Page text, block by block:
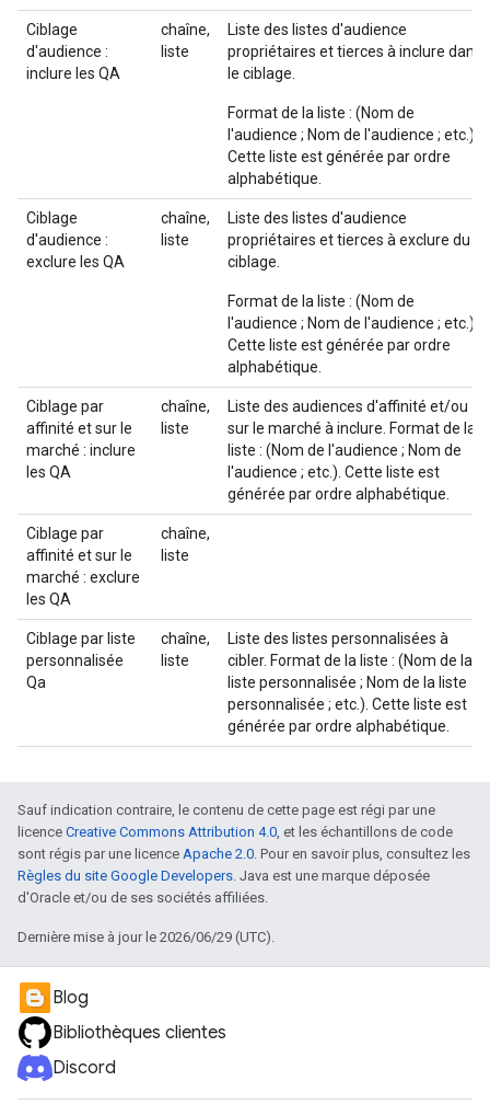
Ciblage
d'audience :
inclure les QA
chaîne,
liste
Liste des listes d'audience
propriétaires et tierces à inclure dans
le ciblage.
Format de la liste : (Nom de
l'audience ; Nom de l'audience ; etc.).
Cette liste est générée par ordre
alphabétique.
Ciblage
d'audience :
exclure les QA
chaîne,
liste
Liste des listes d'audience
propriétaires et tierces à exclure du
ciblage.
Format de la liste : (Nom de
l'audience ; Nom de l'audience ; etc.).
Cette liste est générée par ordre
alphabétique.
Ciblage par
affinité et sur le
marché : inclure
les QA
chaîne,
liste
Liste des audiences d'affinité et/ou
sur le marché à inclure. Format de la
liste : (Nom de l'audience ; Nom de
l'audience ; etc.). Cette liste est
générée par ordre alphabétique.
Ciblage par
affinité et sur le
marché : exclure
les QA
chaîne,
liste
Ciblage par liste
personnalisée
Qa
chaîne,
liste
Liste des listes personnalisées à
cibler. Format de la liste : (Nom de la
liste personnalisée ; Nom de la liste
personnalisée ; etc.). Cette liste est
générée par ordre alphabétique.
Sauf indication contraire, le contenu de cette page est régi par une
licence Creative Commons Attribution 4.0, et les échantillons de code
sont régis par une licence Apache 2.0. Pour en savoir plus, consultez les
Règles du site Google Developers. Java est une marque déposée
d'Oracle et/ou de ses sociétés affiliées.
Dernière mise à jour le 2026/06/29 (UTC).
Blog
Bibliothèques clientes
Discord